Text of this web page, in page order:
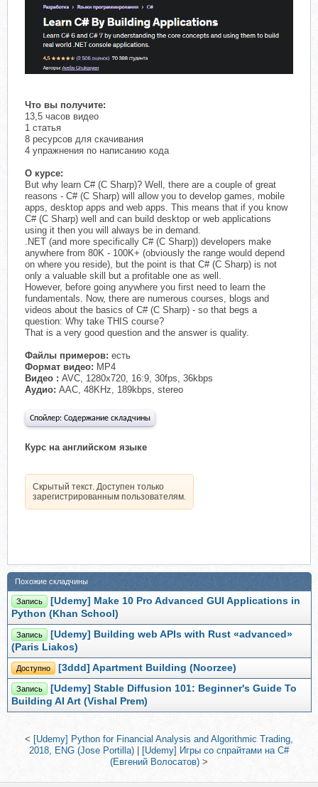
Что вы получите:
13,5 часов видео
1 статья
8 ресурсов для скачивания
4 упражнения по написанию кода
О курсе:
But why learn C# (C Sharp)? Well, there are a couple of great
reasons - C# (C Sharp) will allow you to develop games, mobile
apps, desktop apps and web apps. This means that if you know
C# (C Sharp) well and can build desktop or web applications
using it then you will always be in demand.
.NET (and more specifically C# (C Sharp)) developers make
anywhere from 80K - 100K+ (obviously the range would depend
on where you reside), but the point is that C# (C Sharp) is not
only a valuable skill but a profitable one as well.
However, before going anywhere you first need to learn the
fundamentals. Now, there are numerous courses, blogs and
videos about the basics of C# (C Sharp) - so that begs a
question: Why take THIS course?
That is a very good question and the answer is quality.
Файлы примеров: есть
Формат видео: MP4
Видео : AVC, 1280x720, 16:9, 30fps, 36kbps
Аудио: AAC, 48KHz, 189kbps, stereo
Спойлер: Содержание складчины
Курс на английском языке
Скрытый текст. Доступен только
зарегистрированным пользователям.
Похожие складчины
Запись
[Udemy] Make 10 Pro Advanced GUI Applications in
Python (Khan School)
Запись
[Udemy] Building web APIs with Rust «advanced»
(Paris Liakos)
Доступно [3ddd] Apartment Building (Noorzee)
Запись
[Udemy] Stable Diffusion 101: Beginner's Guide To
Building AI Art (Vishal Prem)
< [Udemy] Python for Financial Analysis and Algorithmic Trading,
2018, ENG (Jose Portilla)
[Udemy] Игры со спрайтами на C#
(Евгений Волосатов) >